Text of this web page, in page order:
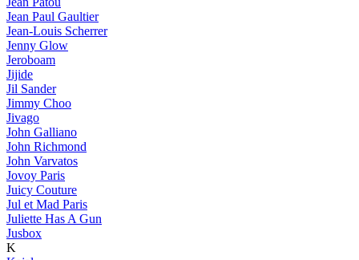
Jean Paul Gaultier
Jean-Louis Scherrer
Jenny Glow
Jeroboam
Jijide
Jil Sander
Jimmy Choo
Jivago
John Galliano
John Richmond
John Varvatos
Jovoy Paris
Juicy Couture
Jul et Mad Paris
Juliette Has A Gun
Jusbox
K